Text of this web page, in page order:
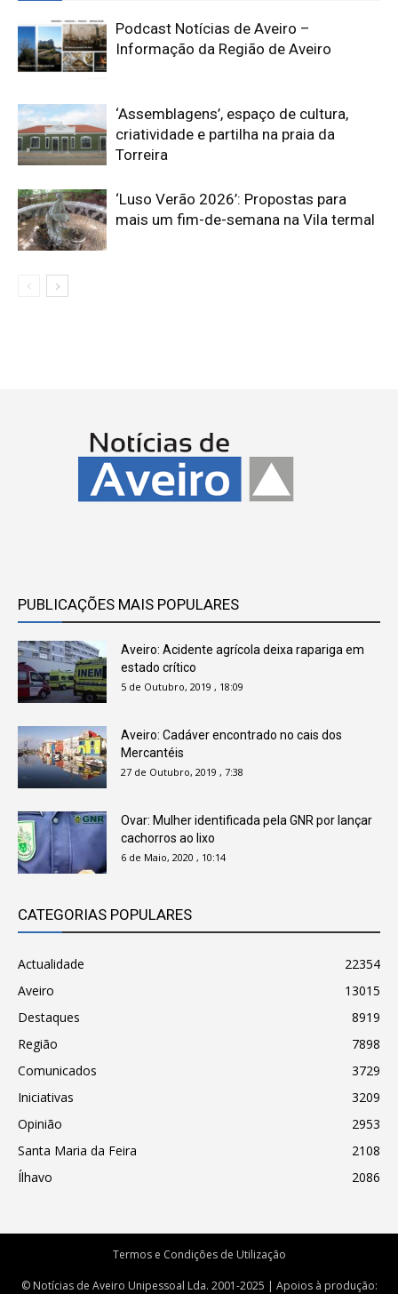
Podcast Notícias de Aveiro –
Informação da Região de Aveiro
‘Assemblagens’, espaço de cultura,
criatividade e partilha na praia da
Torreira
‘Luso Verão 2026’: Propostas para
mais um fim-de-semana na Vila termal
PUBLICAÇÕES MAIS POPULARES
Aveiro: Acidente agrícola deixa rapariga em
estado crítico
5 de Outubro, 2019 , 18:09
Aveiro: Cadáver encontrado no cais dos
Mercantéis
27 de Outubro, 2019 , 7:38
Ovar: Mulher identificada pela GNR por lançar
cachorros ao lixo
6 de Maio, 2020 , 10:14
CATEGORIAS POPULARES
Actualidade
22354
Aveiro
13015
Destaques
8919
Região
7898
Comunicados
3729
Iniciativas
3209
Opinião
2953
Santa Maria da Feira
2108
Ílhavo
2086
Termos e Condições de Utilização
© Notícias de Aveiro Unipessoal Lda. 2001-2025 | Apoios à produção: